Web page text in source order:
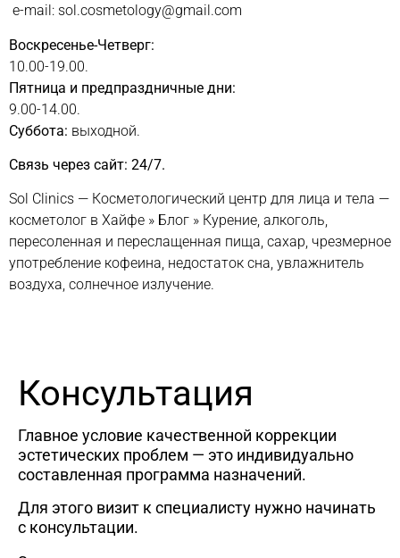
e-mail: sol.cosmetology@gmail.com
Воскресенье-Четверг:
10.00-19.00.
Пятница и предпраздничные дни:
9.00-14.00.
Суббота: выходной.
Связь через сайт: 24/7.
Sol Clinics — Косметологический центр для лица и тела —
косметолог в Хайфе » Блог » Курение, алкоголь,
пересоленная и переслащенная пища, сахар, чрезмерное
употребление кофеина, недостаток сна, увлажнитель
воздуха, солнечное излучение.
Консультация
Главное условие качественной коррекции
эстетических проблем — это индивидуально
составленная программа назначений.
Для этого визит к специалисту нужно начинать
с консультации.